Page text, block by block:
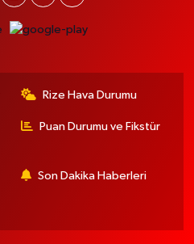
Rize Hava Durumu
Puan Durumu ve Fikstür
Son Dakika Haberleri